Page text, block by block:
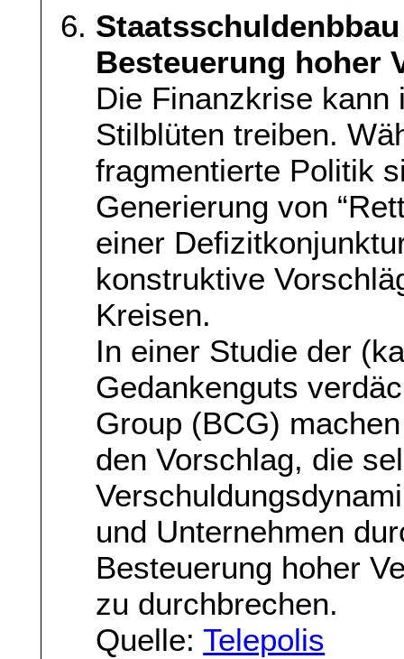
Besteuerung hoher
Die Finanzkrise
Stilblüten treiben.
fragmentierte Politik
Generierung von
einer
konstruktive
Kreisen.
In einer Studie der
Gedankenguts
Group (BCG)
den Vorschlag, die
und Unternehmen
Besteuerung hoher
zu durchbrechen.
Quelle:Telepolis